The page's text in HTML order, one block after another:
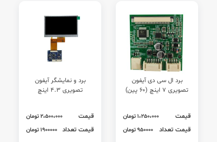
برد ال سی دی آیفون
تصویری 7 اینچ (60 پین)
قیمت 1،250،000 تومان
قیمت تعداد 950000 تومان
برد و نمایشگر آیفون
تصویری 4.3 اینچ
قیمت 2،500،000 تومان
قیمت تعداد 1900000 تومان